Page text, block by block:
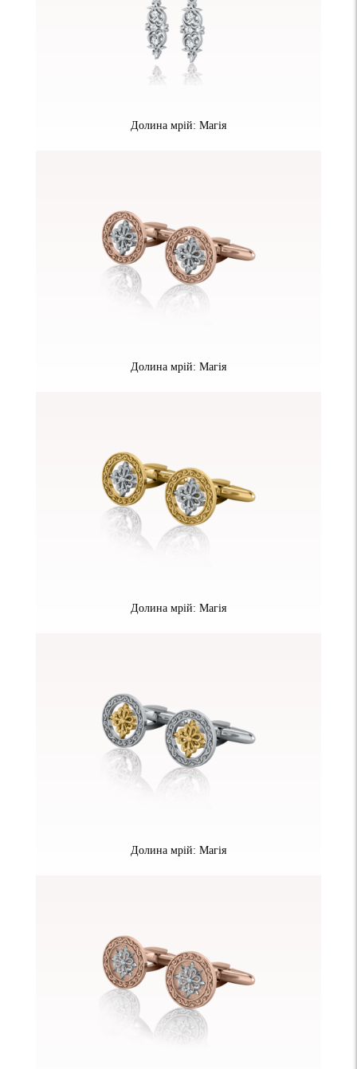
Долина мрій: Магія
Долина мрій: Магія
Долина мрій: Магія
Долина мрій: Магія